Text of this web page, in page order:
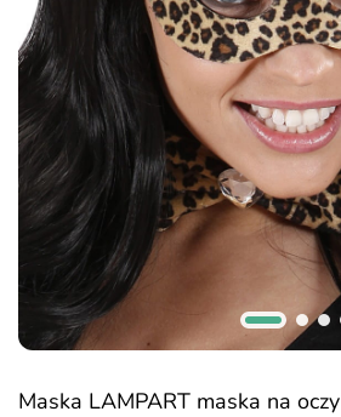
Maska LAMPART maska na oczy